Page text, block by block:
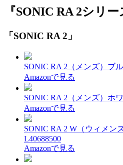
『SONIC RA 2シリ
「SONIC RA 2」
SONIC RA 2（メンズ）ブ
Amazonで見る
SONIC RA 2（メンズ）ホ
Amazonで見る
SONIC RA 2 W（ウィメン
L40688500
Amazonで見る